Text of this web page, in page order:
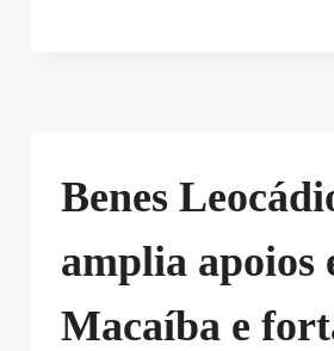
Benes
amplia apoios
Macaíba e